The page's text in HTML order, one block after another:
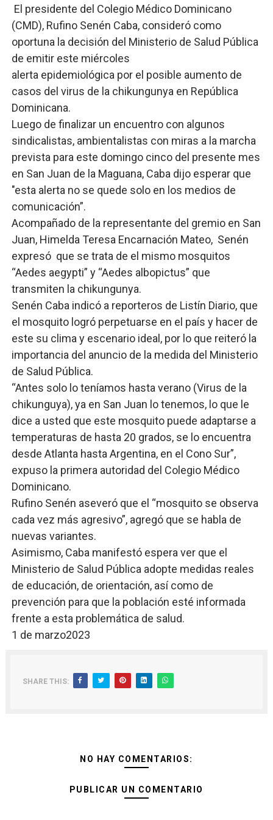
Lee Ballester a los que se forman como agentes
Operativo Interinstitucional “Compromiso Ambiental
Trabajadores de la prensa y Obispado de la Provincia
Ministerio de Cultura anuncia ganadores de Premios
Más de 180 dirigentes sindicales de las Américas se
El presidente del Colegio Médico Dominicano
(CMD), Rufino Senén Caba, consideró como
oportuna la decisión del Ministerio de Salud Pública
de emitir este miércoles
alerta epidemiológica por el posible aumento de
casos del virus de la chikungunya en República
Dominicana.
Luego de finalizar un encuentro con algunos
sindicalistas, ambientalistas con miras a la marcha
prevista para este domingo cinco del presente mes
en San Juan de la Maguana, Caba dijo esperar que
"esta alerta no se quede solo en los medios de
comunicación”.
Acompañado de la representante del gremio en San
Juan, Himelda Teresa Encarnación Mateo, Senén
expresó que se trata de el mismo mosquitos
“Aedes aegypti” y “Aedes albopictus” que
transmiten la chikungunya.
Senén Caba indicó a reporteros de Listín Diario, que
el mosquito logró perpetuarse en el país y hacer de
este su clima y escenario ideal, por lo que reiteró la
importancia del anuncio de la medida del Ministerio
de Salud Pública.
“Antes solo lo teníamos hasta verano (Virus de la
chikunguya), ya en San Juan lo tenemos, lo que le
dice a usted que este mosquito puede adaptarse a
temperaturas de hasta 20 grados, se lo encuentra
desde Atlanta hasta Argentina, en el Cono Sur”,
expuso la primera autoridad del Colegio Médico
Dominicano.
Rufino Senén aseveró que el “mosquito se observa
cada vez más agresivo”, agregó que se habla de
nuevas variantes.
Asimismo, Caba manifestó espera ver que el
Ministerio de Salud Pública adopte medidas reales
de educación, de orientación, así como de
prevención para que la población esté informada
frente a esta problemática de salud.
1 de marzo2023
SHARE THIS:
NO HAY COMENTARIOS:
PUBLICAR UN COMENTARIO